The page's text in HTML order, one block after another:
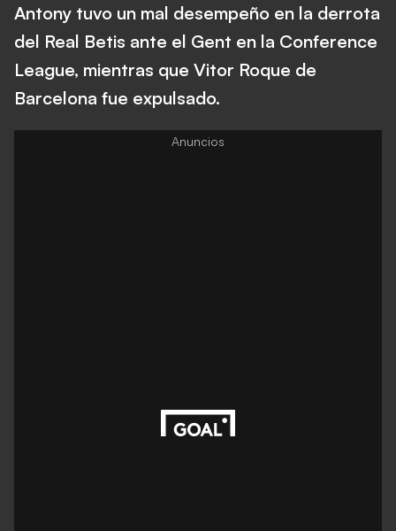
Antony tuvo un mal desempeño en la derrota
del Real Betis ante el Gent en la Conference
League, mientras que Vitor Roque de
Barcelona fue expulsado.